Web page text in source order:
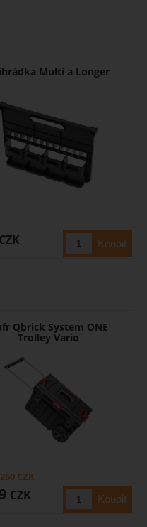
Multi a Longer
CZK
Qbrick System ONE
Trolley Vario
CZK
260 CZK